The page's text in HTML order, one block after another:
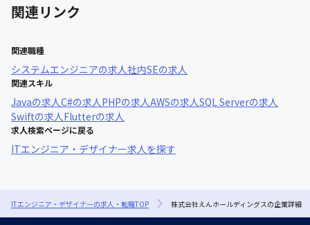
関連リンク
関連職種
システムエンジニアの求人社内SEの求人
関連スキル
Javaの求人C#の求人 PHPの求人AWSの求人SQL Serverの求人
Swiftの求人 Flutterの求人
求人検索ページに戻る
ITエンジニア・デザイナー求人を探す
ITエンジニア・デザイナーの求人・転職TOP 株式会社えんホールディングスの企業詳細